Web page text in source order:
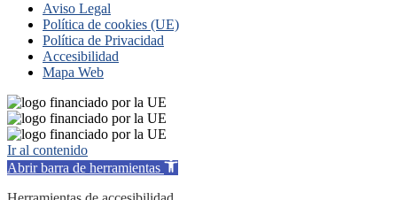
Aviso Legal
Política de cookies (UE)
Política de Privacidad
Accesibilidad
Mapa Web
Ir al contenido
Abrir barra de herramientas